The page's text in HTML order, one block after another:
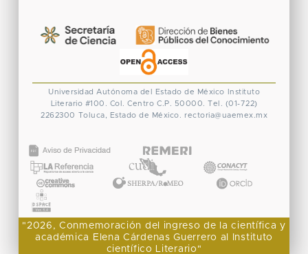
Universidad Autónoma del Estado de México
Instituto
Literario #100. Col. Centro C.P. 50000. Tel. (01-722)
2262300 Toluca, Estado de México. rectoria@uaemex.mx
"2026, Conmemoración del ingreso de la científica y
académica Elena Cárdenas Guerrero al Instituto
científico Literario"